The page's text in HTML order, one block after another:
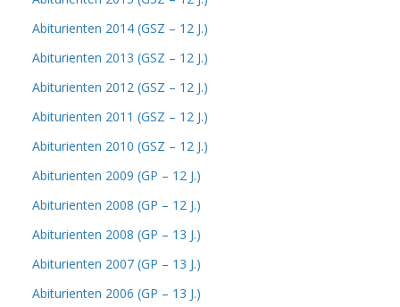
Abiturienten 2014 (GSZ – 12 J.)
Abiturienten 2013 (GSZ – 12 J.)
Abiturienten 2012 (GSZ – 12 J.)
Abiturienten 2011 (GSZ – 12 J.)
Abiturienten 2010 (GSZ – 12 J.)
Abiturienten 2009 (GP – 12 J.)
Abiturienten 2008 (GP – 12 J.)
Abiturienten 2008 (GP – 13 J.)
Abiturienten 2007 (GP – 13 J.)
Abiturienten 2006 (GP – 13 J.)